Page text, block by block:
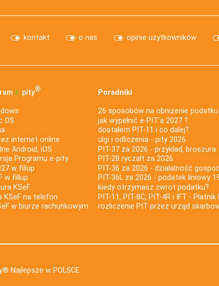
kontakt o nas opinie użytkowników
e‑pity®
OS
internet online
Android, iOS
Programu e-pity
w fillup
w fillup
KSeF
KSeF na telefon
w biurze rachunkowym
Poradniki
26 sposobów na obniżenie podatku
jak wypełnić e-PIT'a 2027 ?
dostałem PIT-11 i co dalej?
ulgi i odliczenia - pity 2026
PIT-37 za 2026 - przykład, broszura
PIT-28 ryczałt za 2026
PIT-36 za 2026 - działalność
PIT-36L za 2026 - podatek liniowy
kiedy otrzymasz zwrot podatku?
PIT-11, PIT-8C, PIT-4R i IFT - Płatnik
rozliczenie PIT przez urząd
Najlepsze w POLSCE.